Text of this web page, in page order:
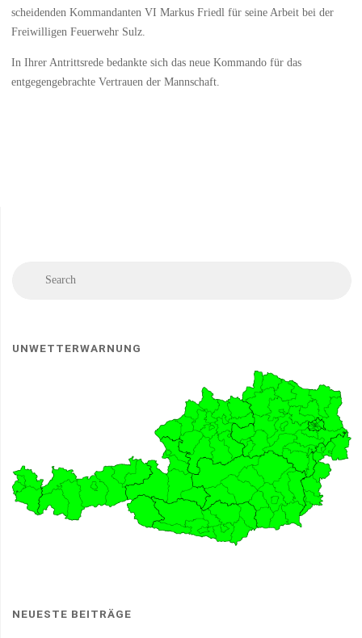
scheidenden Kommandanten VI Markus Friedl für seine Arbeit bei der
Freiwilligen Feuerwehr Sulz.
In Ihrer Antrittsrede bedankte sich das neue Kommando für das
entgegengebrachte Vertrauen der Mannschaft.
Search
UNWETTERWARNUNG
NEUESTE BEITRÄGE